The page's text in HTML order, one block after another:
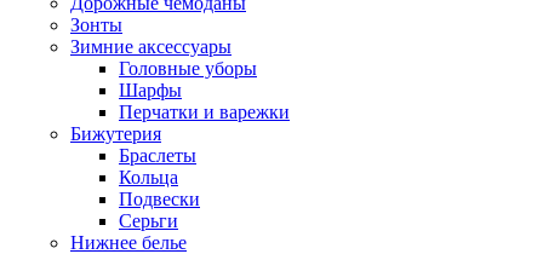
Зонты
Зимние аксессуары
Головные уборы
Шарфы
Перчатки и варежки
Бижутерия
Браслеты
Кольца
Подвески
Серьги
Нижнее белье